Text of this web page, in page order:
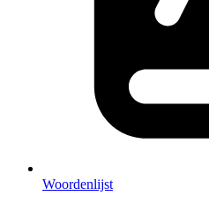
Woordenlijst